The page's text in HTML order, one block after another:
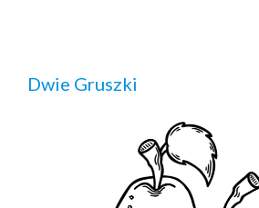
Dwie Gruszki